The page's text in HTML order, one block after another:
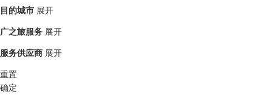
目的城市 展开
广之旅服务 展开
服务供应商 展开
重置
确定